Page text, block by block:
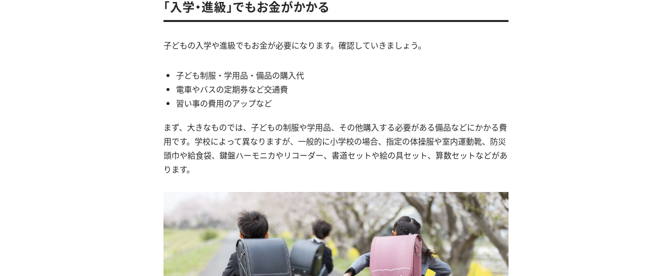
「入学・進級」でもお金がかかる
子どもの入学や進級でもお金が必要になります。確認していきましょう。
子ども制服・学用品・備品の購入代
電車やバスの定期券など交通費
習い事の費用のアップなど
まず、大きなものでは、子どもの制服や学用品、その他購入する必要がある備品などにかかる費
用です。学校によって異なりますが、一般的に小学校の場合、指定の体操服や室内運動靴、防災
頭巾や給食袋、鍵盤ハーモニカやリコーダー、書道セットや絵の具セット、算数セットなどがあ
ります。